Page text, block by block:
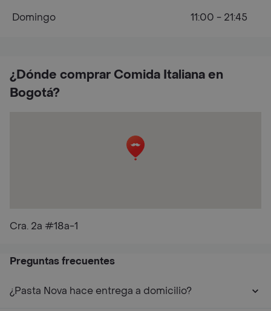
¿Dónde comprar Comida Italiana en
Bogotá?
Cra. 2a #18a-1
Domingo
11:00 - 21:45
Preguntas frecuentes
¿Pasta Nova hace entrega a domicilio?